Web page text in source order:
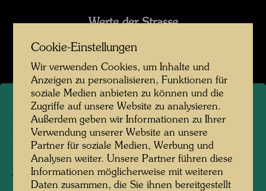
Werte der Strasse
Bildergalerie öffnen
Hundertwasser fotografiert
mit Selbstauslöser - frühes
Selfie
Cookie-Einstellungen
Wir verwenden Cookies, um Inhalte und
Anzeigen zu personalisieren, Funktionen für
soziale Medien anbieten zu können und die
Zugriffe auf unsere Website zu analysieren.
Außerdem geben wir Informationen zu Ihrer
Verwendung unserer Website an unsere
Partner für soziale Medien, Werbung und
Analysen weiter. Unsere Partner führen diese
Informationen möglicherweise mit weiteren
Daten zusammen, die Sie ihnen bereitgestellt